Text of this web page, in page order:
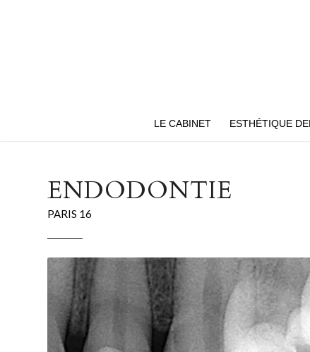
LE CABINET ESTHÉTIQUE
ENDODONTIE
PARIS 16